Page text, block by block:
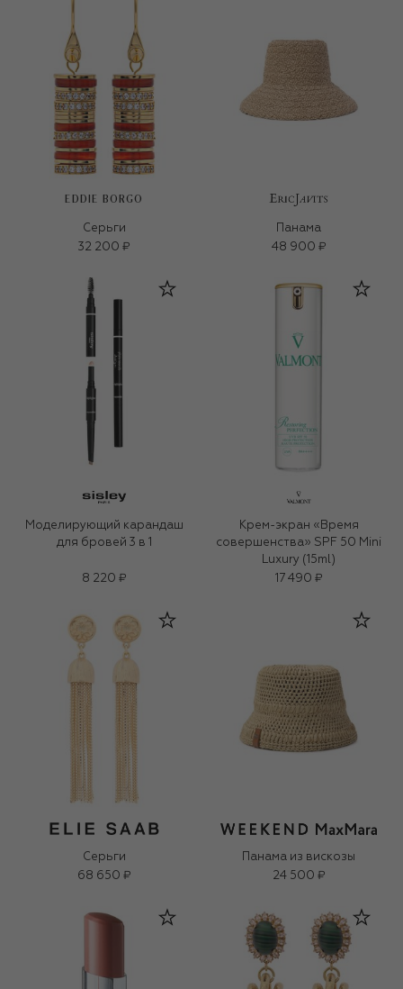
EDDIE BORGO
Серьги
32 200 ₽
Панама
48 900 ₽
Моделирующий карандаш
для бровей 3 в 1
8 220 ₽
Крем-экран «Время
совершенства» SPF 50 Mini
Luxury (15ml)
17 490 ₽
Серьги
68 650 ₽
Панама из вискозы
24 500 ₽